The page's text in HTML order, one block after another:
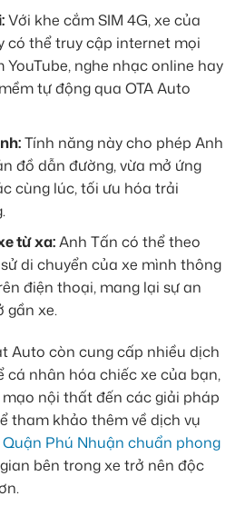
Với khe cắm SIM 4G, xe của
có thể truy cập internet mọi
YouTube, nghe nhạc online hay
tự động qua OTA Auto
Tính năng này cho phép Anh
đồ dẫn đường, vừa mở ứng
cùng lúc, tối ưu hóa trải
từ xa:Anh Tấn có thể theo
di chuyển của xe mình thông
điện thoại, mang lại sự an
gần xe.
Auto còn cung cấp nhiều dịch
cá nhân hóa chiếc xe của bạn,
nội thất đến các giải pháp
tham khảo thêm về dịch vụ
Phú Nhuận chuẩn phong
bên trong xe trở nên độc